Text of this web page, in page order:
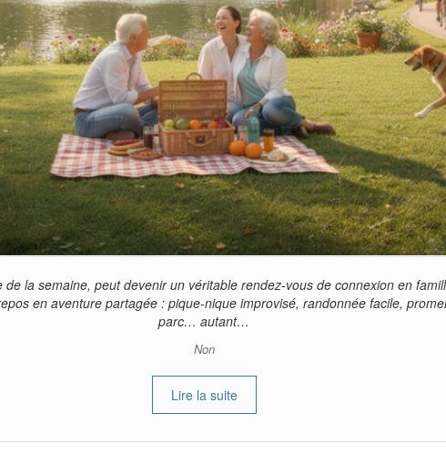
la semaine, peut devenir un véritable rendez-vous de connexion en
en aventure partagée : pique-nique improvisé, randonnée facile,
parc… autant…
Non
Lire la suite